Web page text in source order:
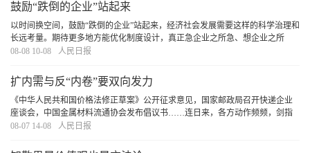
鼓励“跌倒的企业”站起来
以时间换空间，鼓励“跌倒的企业”站起来，经济社会发展需要这样的科学治理和
长远考量。期待更多地方能优化制度设计，真正急企业之所急、想企业之所
想、做企业之所盼，为提升经济韧性贡献力量。
08-08 10-08 人民日报
扩内需与反“内卷”要双向发力
《中华人民共和国价格法修正草案》公开征求意见，国家邮政局召开快递企业
座谈会，中国金属材料流通协会发布倡议书……连日来，各方动作频频，剑指
“内卷”、倡导良性竞争。聚合力，不松劲，严防“劣币驱逐良币”，破除逐底竞
08-07 14-08 人民日报